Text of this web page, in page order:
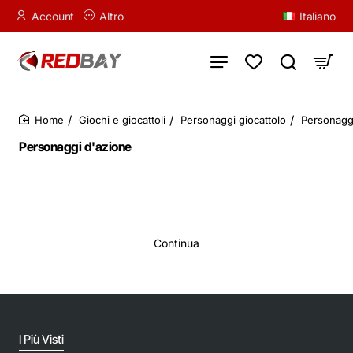
Account Altro Italiano
Personaggi d'azione
Giochi e giocattoli Personaggi giocattolo
Continua
I Più Visti